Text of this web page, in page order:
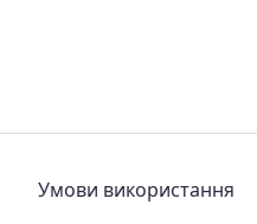
Умови використання